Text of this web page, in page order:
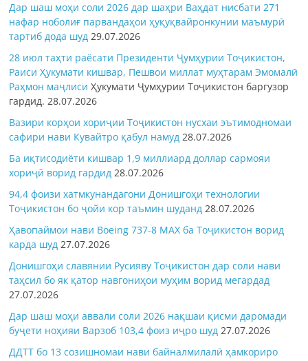
Дар шаш моҳи соли 2026 дар шаҳри Ваҳдат нисбати 271
нафар ноболиғ парвандаҳои ҳуқуқвайронкунии маъмурӣ
тартиб дода шуд 29.07.2026
28 июл таҳти раёсати Президенти Ҷумҳурии Тоҷикистон,
Раиси Ҳукумати кишвар, Пешвои миллат муҳтарам Эмомалӣ
Раҳмон маҷлисиҲукумати Ҷумҳурии Тоҷикистон баргузор
гардид.28.07.2026
Вазири корҳои хориҷии Тоҷикистон нусхаи эътимодномаи
сафири нави Кувайтро қабул намуд 28.07.2026
Ба иқтисодиёти кишвар 1,9 миллиард доллар сармояи
хориҷӣ ворид гардид 28.07.2026
94,4 фоизи хатмкунандагони Донишгоҳи технологии
Тоҷикистон бо ҷойи кор таъмин шуданд 28.07.2026
Ҳавопаймои нави Boeing 737-8 MAX ба Тоҷикистон ворид
карда шуд 27.07.2026
Донишгоҳи славянии Русияву Тоҷикистон дар соли нави
таҳсил бо як қатор навгониҳои муҳим ворид мегардад
27.07.2026
Дар шаш моҳи аввали соли 2026 нақшаи қисми даромади
буҷети ноҳияи Варзоб 103,4 фоиз иҷро шуд 27.07.2026
ДДТТ бо 13 созишномаи нави байналмилалӣ ҳамкориро